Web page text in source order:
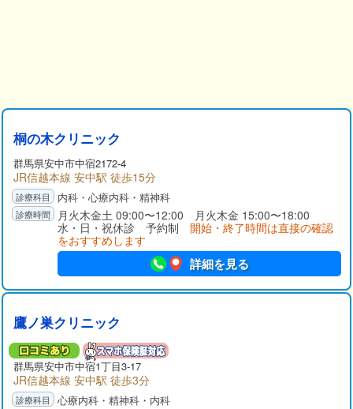
桐の木クリニック
群馬県安中市中宿2172-4
JR信越本線 安中駅 徒歩15分
内科・心療内科・精神科
月火木金土 09:00〜12:00 月火木金 15:00〜18:00
水・日・祝休診 予約制 開始・終了時間は直接の確認
をおすすめします
詳細を見る
鷹ノ巣クリニック
群馬県安中市中宿1丁目3-17
JR信越本線 安中駅 徒歩3分
心療内科・精神科・内科